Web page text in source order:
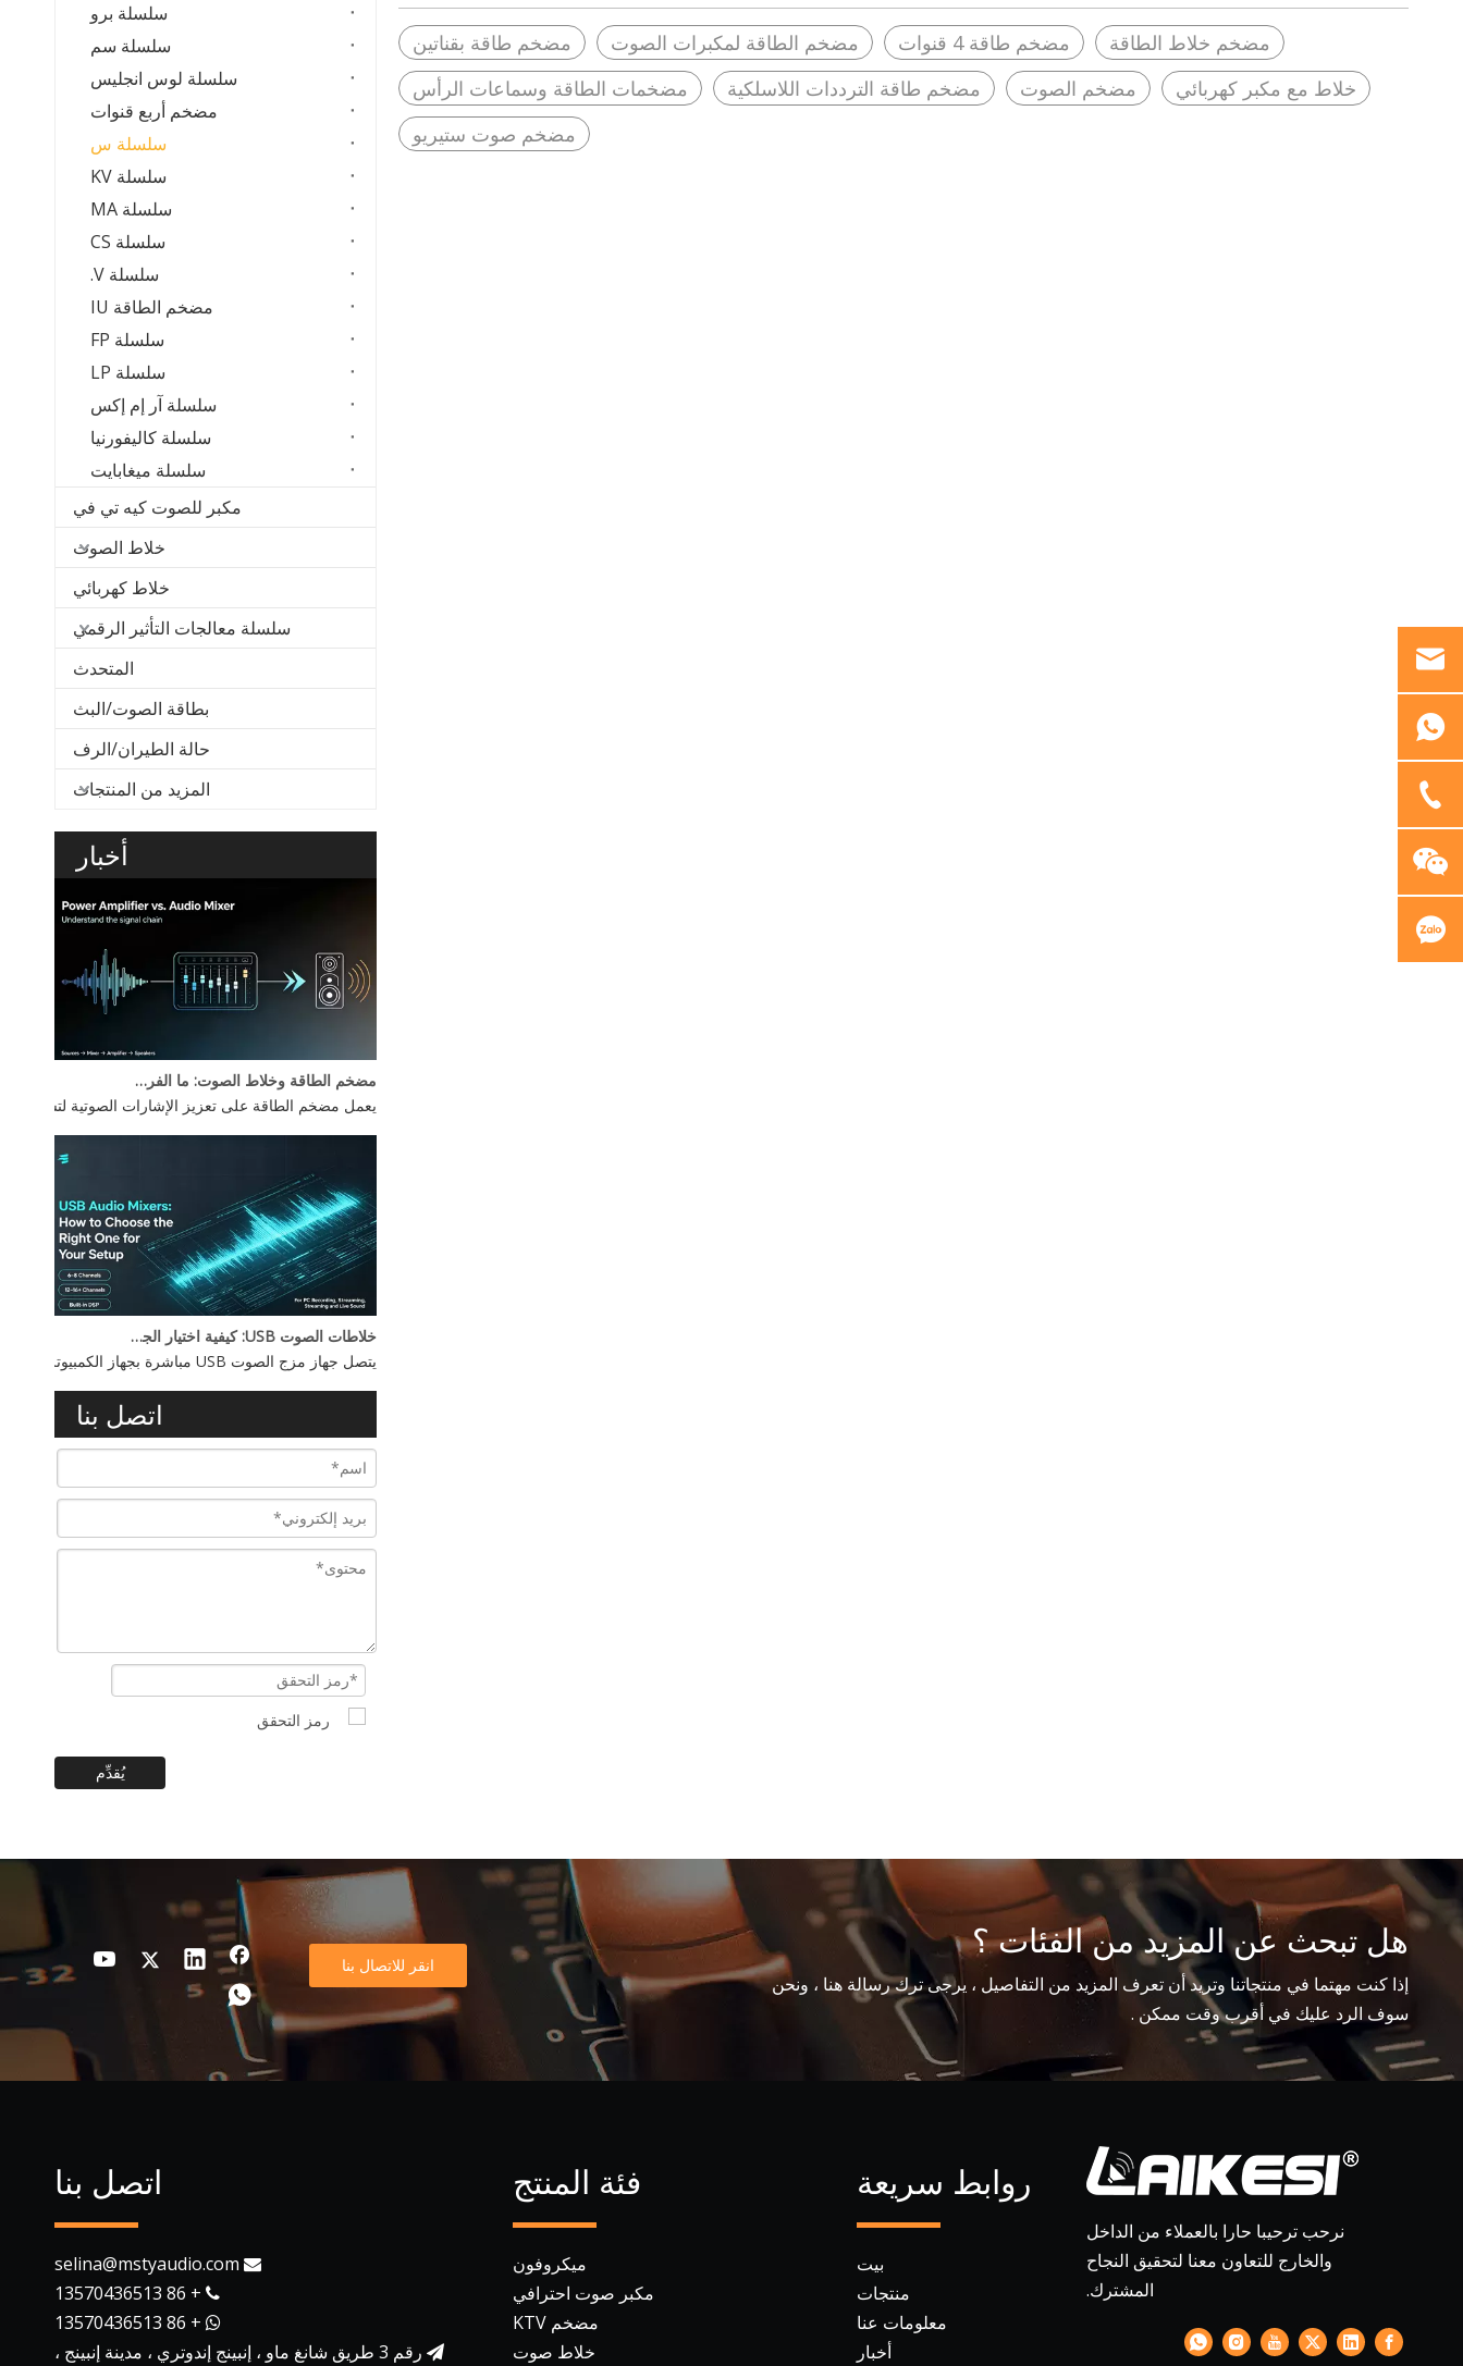
سلسلة برو
سلسلة سم
سلسلة لوس انجليس
مضخم أربع قنوات
سلسلة س
سلسلة KV
سلسلة MA
سلسلة CS
سلسلة V.
مضخم الطاقة IU
سلسلة FP
سلسلة LP
سلسلة آر إم إكس
سلسلة كاليفورنيا
سلسلة ميغابايت
مكبر للصوت كيه تي في
خلاط الصوت
خلاط كهربائي
سلسلة معالجات التأثير الرقمي
المتحدث
بطاقة الصوت/البث
حالة الطيران/الرف
المزيد من المنتجات
أخبار
مضخم الطاقة وخلاط الصوت: ما الفرق؟
يعمل مضخم الطاقة على تعزيز الإشارات الصوتية لتشغيل
خلاطات الصوت USB: كيفية اختيار الجهاز المناسب لإعدادك
يتصل جهاز مزج الصوت USB مباشرة بجهاز الكمبيوتر الخاص بك عبر USB، مما يتيح لك التحكم في مدخلات الصوت المتعددة — الميكروفونات والأدوات وأجهزة التشغيل — من وحدة تحكم واحدة. يعتمد الخيار الأفضل على احتياجات عدد القنوات لديك، وميزات DSP، وما إذا كنت بحاجة إلى طاقة فانتوم للميكروفونات المكثفة.
اتصل بنا
يُقدِّم
مضخم طاقة بقناتين مضخم الطاقة لمكبرات الصوت مضخم طاقة 4 قنوات
مضخم خلاط الطاقة
مضخمات الطاقة وسماعات الرأس
مضخم طاقة الترددات اللاسلكية مضخم الصوت
خلاط مع مكبر كهربائي
مضخم صوت ستيريو
هل تبحث عن المزيد من الفئات ؟
إذا كنت مهتما في منتجاتنا وتريد أن تعرف المزيد من التفاصيل ، يرجى ترك رسالة هنا ، ونحن
سوف الرد عليك في أقرب وقت ممكن .
انقر للاتصال بنا
نرحب ترحيبا حارا بالعملاء من الداخل
والخارج للتعاون معنا لتحقيق النجاح
المشترك.
روابط سريعة
بيت
منتجات
معلومات عنا
أخبار
فئة المنتج
ميكروفون
مكبر صوت احترافي
مضخم KTV
خلاط صوت
اتصل بنا

selina@mstyaudio.com

+ 86 13570436513

+ 86 13570436513
 رقم 3 طريق شانغ ماو ، إنبينج إندوتري ، مدينة إنبينج ،